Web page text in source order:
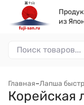
из
Главная–Лапша
Корейская